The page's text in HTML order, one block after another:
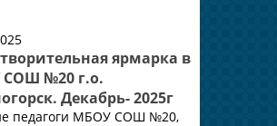
ярмарка в
№20 г.о.
Декабрь- 2025г
педагоги МБОУ СОШ №20,